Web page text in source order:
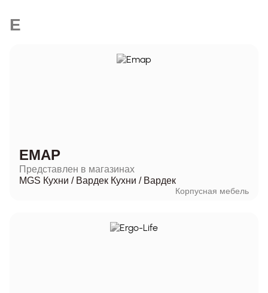
E
EMAP
Представлен в магазинах
MGS Кухни / Вардек Кухни / Вардек
Корпусная мебель